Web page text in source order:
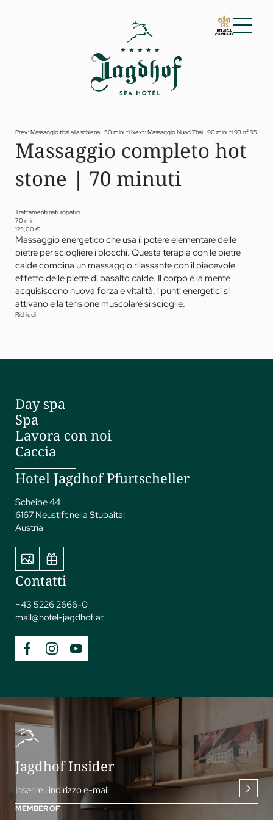
01 Lo Jagdhof
02 Camere e suite
Spa
Fitness
Trattamenti
Private Spa Suite
Jagdhof Specials by Dr. A. Papp
Yoga
05 Offerte
06 Attività
07 Eventi
Prev: Massaggio thai alla schiena | 50 minutiNext: Massaggio Nuad Thai | 90 minuti93 of 95
Massaggio completo hot
stone | 70 minuti
Trattamenti naturopatici
70 min.
125,00 €
Massaggio energetico che usa il potere elementare delle
pietre per sciogliere i blocchi. Questa terapia con le pietre
calde combina un massaggio rilassante con il piacevole
effetto delle pietre di basalto calde. Il corpo e la mente
acquisiscono nuova forza e vitalità, i punti energetici si
attivano e la tensione muscolare si scioglie.
Richiedi
Day spa
Spa
Lavora con noi
Caccia
Hotel Jagdhof Pfurtscheller
Scheibe 44
6167 Neustift nella Stubaital
Austria
Contatti
+43 5226 2666-0
mail@hotel-jagdhof.at
Jagdhof Insider
Inserire l'indirizzo e-mail
MEMBER OF